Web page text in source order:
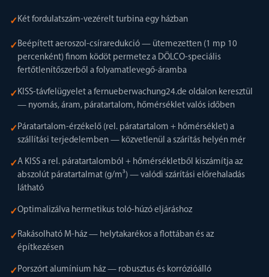
✓ Két fordulatszám-vezérelt turbina egy házban
✓ Beépített aeroszol-csíraredukció — ütemezetten (1 mp 10
percenként) finom ködöt permetez a DÖLCO-speciális
fertőtlenítőszerből a folyamatlevegő-áramba
✓ KISS-távfelügyelet a fernueberwachung24.de oldalon keresztül
— nyomás, áram, páratartalom, hőmérséklet valós időben
✓ Páratartalom-érzékelő (rel. páratartalom + hőmérséklet) a
szállítási terjedelemben — közvetlenül a szárítás helyén mér
✓A KISS a rel. páratartalomból + hőmérsékletből kiszámítja az
abszolút páratartalmat (g/m³) — valódi szárítási előrehaladás
látható
✓Optimalizálva hermetikus toló-húzó eljáráshoz
✓ Rakásolható M-ház — helytakarékos a flottában és az
építkezésen
✓ Porszórt alumínium ház — robusztus és korrózióálló